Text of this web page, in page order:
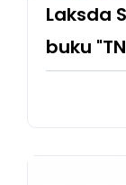
Laksda
buku